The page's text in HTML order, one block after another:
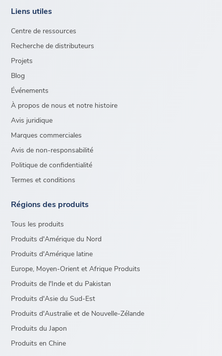
Liens utiles
Centre de ressources
Recherche de distributeurs
Projets
Blog
Événements
À propos de nous et notre histoire
Avis juridique
Marques commerciales
Avis de non-responsabilité
Politique de confidentialité
Termes et conditions
Régions des produits
Tous les produits
Produits d'Amérique du Nord
Produits d'Amérique latine
Europe, Moyen-Orient et Afrique Produits
Produits de l'Inde et du Pakistan
Produits d'Asie du Sud-Est
Produits d'Australie et de Nouvelle-Zélande
Produits du Japon
Produits en Chine